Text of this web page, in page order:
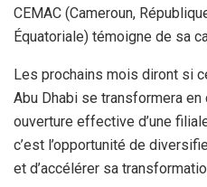
CEMAC (Cameroun,
Équatoriale) témoigne de sa
Les prochains mois diront si
Abu Dhabi se transformera
ouverture effective d’une
c’est l’opportunité de
et d’accélérer sa